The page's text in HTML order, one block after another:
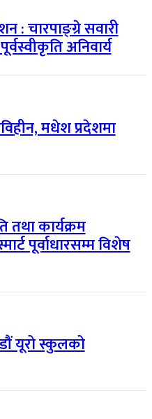
: चारपाङ्ग्रे सवारी
अनिवार्य
मधेश प्रदेशमा
तथा कार्यक्रम
पूर्वाधारसम्म विशेष
यूरो स्कुलको